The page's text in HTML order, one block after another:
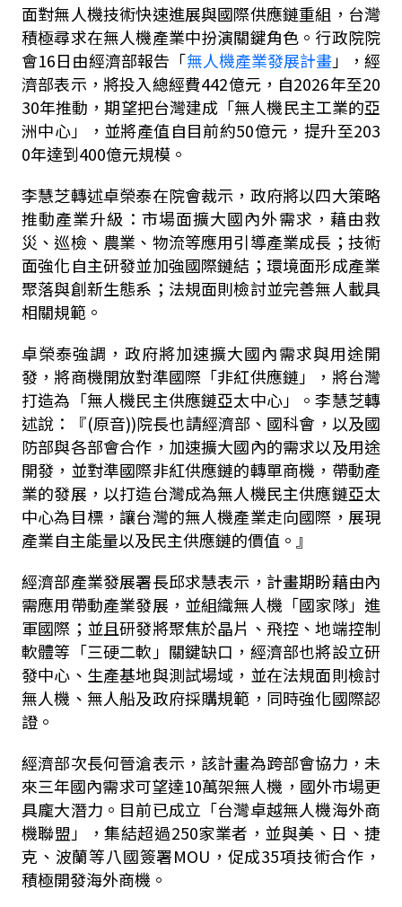
面對無人機技術快速進展與國際供應鏈重組，台灣
積極尋求在無人機產業中扮演關鍵角色。行政院院
會16日由經濟部報告「無人機產業發展計畫」，經
濟部表示，將投入總經費442億元，自2026年至20
30年推動，期望把台灣建成「無人機民主工業的亞
洲中心」，並將產值自目前約50億元，提升至203
0年達到400億元規模。
李慧芝轉述卓榮泰在院會裁示，政府將以四大策略
推動產業升級：市場面擴大國內外需求，藉由救
災、巡檢、農業、物流等應用引導產業成長；技術
面強化自主研發並加強國際鏈結；環境面形成產業
聚落與創新生態系；法規面則檢討並完善無人載具
相關規範。
卓榮泰強調，政府將加速擴大國內需求與用途開
發，將商機開放對準國際「非紅供應鏈」，將台灣
打造為「無人機民主供應鏈亞太中心」。李慧芝轉
述說：『(原音))院長也請經濟部、國科會，以及國
防部與各部會合作，加速擴大國內的需求以及用途
開發，並對準國際非紅供應鏈的轉單商機，帶動產
業的發展，以打造台灣成為無人機民主供應鏈亞太
中心為目標，讓台灣的無人機產業走向國際，展現
產業自主能量以及民主供應鏈的價值。』
經濟部產業發展署長邱求慧表示，計畫期盼藉由內
需應用帶動產業發展，並組織無人機「國家隊」進
軍國際；並且研發將聚焦於晶片、飛控、地端控制
軟體等「三硬二軟」關鍵缺口，經濟部也將設立研
發中心、生產基地與測試場域，並在法規面則檢討
無人機、無人船及政府採購規範，同時強化國際認
證。
經濟部次長何晉滄表示，該計畫為跨部會協力，未
來三年國內需求可望達10萬架無人機，國外市場更
具龐大潛力。目前已成立「台灣卓越無人機海外商
機聯盟」，集結超過250家業者，並與美、日、捷
克、波蘭等八國簽署MOU ，促成35項技術合作，
積極開發海外商機。